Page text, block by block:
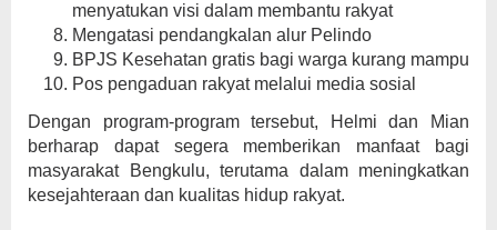
menyatukan visi dalam membantu rakyat
Mengatasi pendangkalan alur Pelindo
BPJS Kesehatan gratis bagi warga kurang mampu
Pos pengaduan rakyat melalui media sosial
Dengan program-program tersebut, Helmi dan Mian
berharap dapat segera memberikan manfaat bagi
masyarakat Bengkulu, terutama dalam meningkatkan
kesejahteraan dan kualitas hidup rakyat.